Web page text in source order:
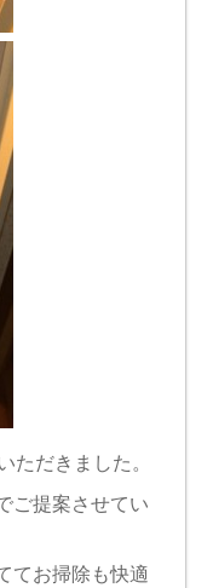
だきました。
ご提案させてい
てお掃除も快適